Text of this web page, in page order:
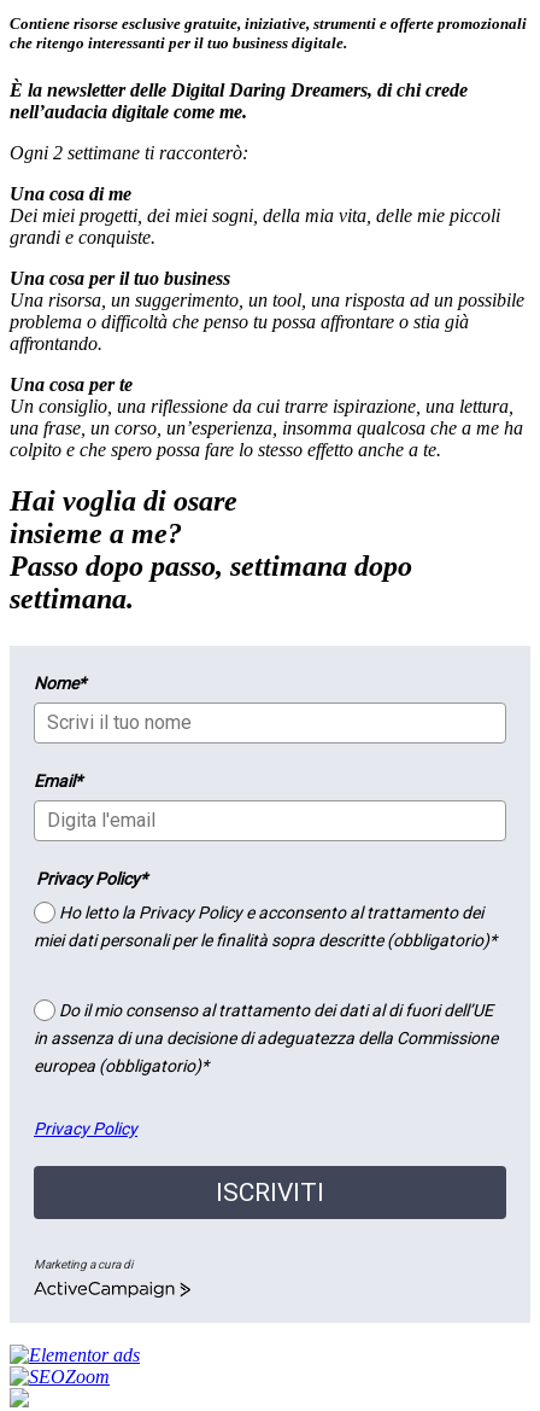
Contiene risorse esclusive gratuite, iniziative, strumenti e offerte promozionali
che ritengo interessanti per il tuo business digitale.
È la newsletter delle Digital Daring Dreamers, di chi crede
nell’audacia digitale come me.
Ogni 2 settimane ti racconterò:
Una cosa di me
Dei miei progetti, dei miei sogni, della mia vita, delle mie piccoli
grandi e conquiste.
Una cosa per il tuo business
Una risorsa, un suggerimento, un tool, una risposta ad un possibile
problema o difficoltà che penso tu possa affrontare o stia già
affrontando.
Una cosa per te
Un consiglio, una riflessione da cui trarre ispirazione, una lettura,
una frase, un corso, un’esperienza, insomma qualcosa che a me ha
colpito e che spero possa fare lo stesso effetto anche a te.
Hai voglia di osare
insieme a me?
Passo dopo passo, settimana dopo
settimana.
Nome*
Email*
Privacy Policy*
Ho letto la Privacy Policy e acconsento al trattamento dei
miei dati personali per le finalità sopra descritte (obbligatorio)*
Do il mio consenso al trattamento dei dati al di fuori dell’UE
in assenza di una decisione di adeguatezza della Commissione
europea (obbligatorio)*
Privacy Policy
ISCRIVITI
Marketing a cura di
ActiveCampaign